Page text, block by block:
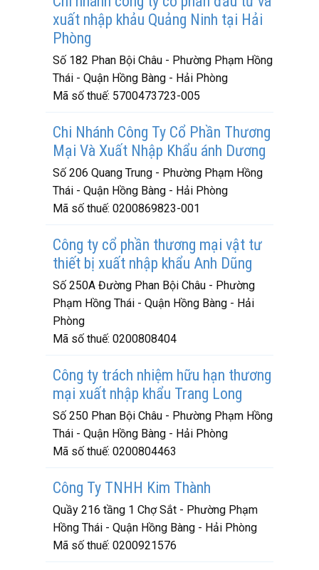
xuất nhập khảu Quảng Ninh tại Hải
Phòng
Số 182 Phan Bội Châu - Phường Phạm Hồng
Thái - Quận Hồng Bàng - Hải Phòng
Mã số thuế: 5700473723-005
Chi Nhánh Công Ty Cổ Phần Thương
Mại Và Xuất Nhập Khẩu ánh Dương
Số 206 Quang Trung - Phường Phạm Hồng
Thái - Quận Hồng Bàng - Hải Phòng
Mã số thuế: 0200869823-001
Công ty cổ phần thương mại vật tư
thiết bị xuất nhập khẩu Anh Dũng
Số 250A Đường Phan Bội Châu - Phường
Phạm Hồng Thái - Quận Hồng Bàng - Hải
Phòng
Mã số thuế: 0200808404
Công ty trách nhiệm hữu hạn thương
mại xuất nhập khẩu Trang Long
Số 250 Phan Bội Châu - Phường Phạm Hồng
Thái - Quận Hồng Bàng - Hải Phòng
Mã số thuế: 0200804463
Công Ty TNHH Kim Thành
Quầy 216 tầng 1 Chợ Sắt - Phường Phạm
Hồng Thái - Quận Hồng Bàng - Hải Phòng
Mã số thuế: 0200921576